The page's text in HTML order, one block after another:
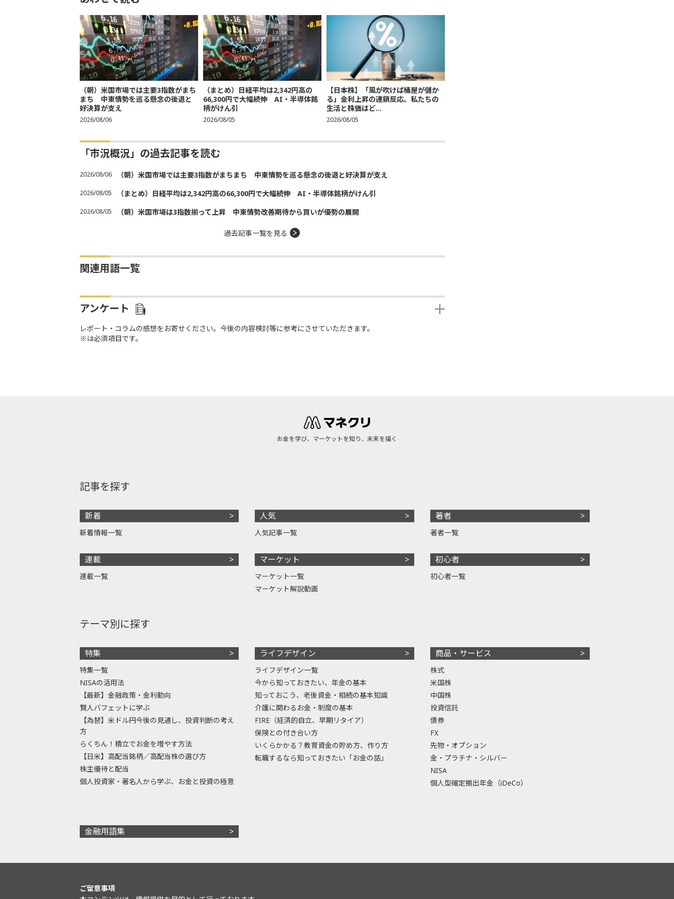
（朝）米国市場では主要3指数がまち
まち 中東情勢を巡る懸念の後退と
好決算が支え
2026/08/06
（まとめ）日経平均は2,342円高の
66,300円で大幅続伸 AI・半導体銘
柄がけん引
2026/08/05
【日本株】「風が吹けば桶屋が儲か
る」金利上昇の連鎖反応。私たちの
生活と株価はど...
2026/08/05
「市況概況」の過去記事を読む
2026/08/06 （朝）米国市場では主要3指数がまちまち 中東情勢を巡る懸念の後退と好決算が支え
2026/08/05 （まとめ）日経平均は2,342円高の66,300円で大幅続伸 AI・半導体銘柄がけん引
2026/08/05 （朝）米国市場は3指数揃って上昇 中東情勢改善期待から買いが優勢の展開
過去記事一覧を見る
関連用語一覧
アンケート
レポート・コラムの感想をお寄せください。今後の内容検討等に参考にさせていただきます。
※は必須項目です。
お金を学び、マーケットを知り、未来を描く
記事を探す
新着
新着情報一覧
連載
連載一覧
人気
人気記事一覧
マーケット
マーケット一覧
マーケット解説動画
著者
著者一覧
初心者
初心者一覧
テーマ別に探す
特集
特集一覧
NISAの活用法
【最新】金融政策・金利動向
賢人バフェットに学ぶ
【為替】米ドル円今後の見通し、投資判断の考え
方
らくちん！積立でお金を増やす方法
【日米】高配当銘柄／高配当株の選び方
株主優待と配当
個人投資家・著名人から学ぶ、お金と投資の極意
ライフデザイン
ライフデザイン一覧
今から知っておきたい、年金の基本
知っておこう、老後資金・相続の基本知識
介護に関わるお金・制度の基本
FIRE（経済的自立、早期リタイア）
保険との付き合い方
いくらかかる？教育資金の貯め方、作り方
転職するなら知っておきたい「お金の話」
商品・サービス
株式
米国株
中国株
投資信託
債券
FX
先物・オプション
金・プラチナ・シルバー
NISA
個人型確定拠出年金（iDeCo）
金融用語集
ご留意事項